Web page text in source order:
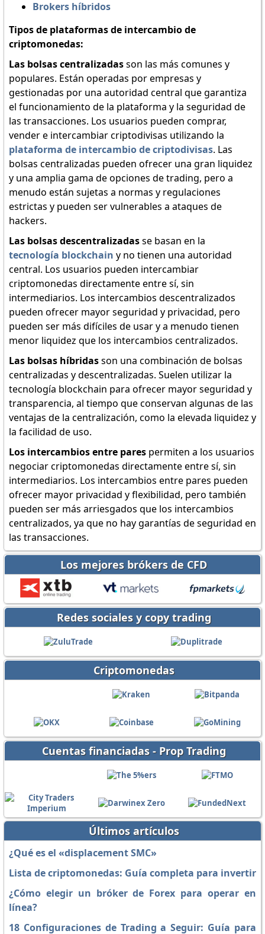
Brokers híbridos
Tipos de plataformas de intercambio de
criptomonedas:
Las bolsas centralizadasson las más comunes y
populares. Están operadas por empresas y
gestionadas por una autoridad central que garantiza
el funcionamiento de la plataforma y la seguridad de
las transacciones. Los usuarios pueden comprar,
vender e intercambiar criptodivisas utilizando la
plataforma de intercambio de criptodivisas. Las
bolsas centralizadas pueden ofrecer una gran liquidez
y una amplia gama de opciones de trading, pero a
menudo están sujetas a normas y regulaciones
estrictas y pueden ser vulnerables a ataques de
hackers.
Las bolsas descentralizadasse basan en la
tecnología blockchain y no tienen una autoridad
central. Los usuarios pueden intercambiar
criptomonedas directamente entre sí, sin
intermediarios. Los intercambios descentralizados
pueden ofrecer mayor seguridad y privacidad, pero
pueden ser más difíciles de usar y a menudo tienen
menor liquidez que los intercambios centralizados.
Las bolsas híbridasson una combinación de bolsas
centralizadas y descentralizadas. Suelen utilizar la
tecnología blockchain para ofrecer mayor seguridad y
transparencia, al tiempo que conservan algunas de las
ventajas de la centralización, como la elevada liquidez y
la facilidad de uso.
Los intercambios entre parespermiten a los usuarios
negociar criptomonedas directamente entre sí, sin
intermediarios. Los intercambios entre pares pueden
ofrecer mayor privacidad y flexibilidad, pero también
pueden ser más arriesgados que los intercambios
centralizados, ya que no hay garantías de seguridad en
las transacciones.
Los mejores brókers de CFD
Redes sociales y copy trading
Criptomonedas
Cuentas financiadas - Prop Trading
Últimos artículos
¿Qué es el «displacement SMC»
Lista de criptomonedas: Guía completa para invertir
¿Cómo elegir un bróker de Forex para operar en
línea?
18 Configuraciones de Trading a Seguir: Guía para